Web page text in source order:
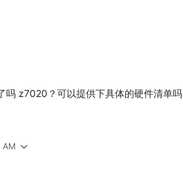
吗 z7020？可以提供下具体的硬件清单吗
AM